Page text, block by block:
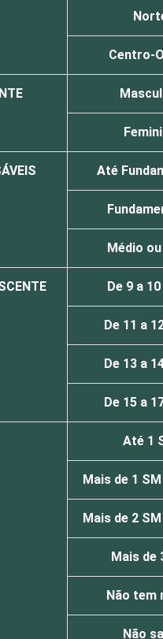
Centro-
Até
Médio
De 9 a
De 11 a
De 13 a
De 15 a
Até 1
Mais de 1
Mais de 2
Mais de
Não tem
Não